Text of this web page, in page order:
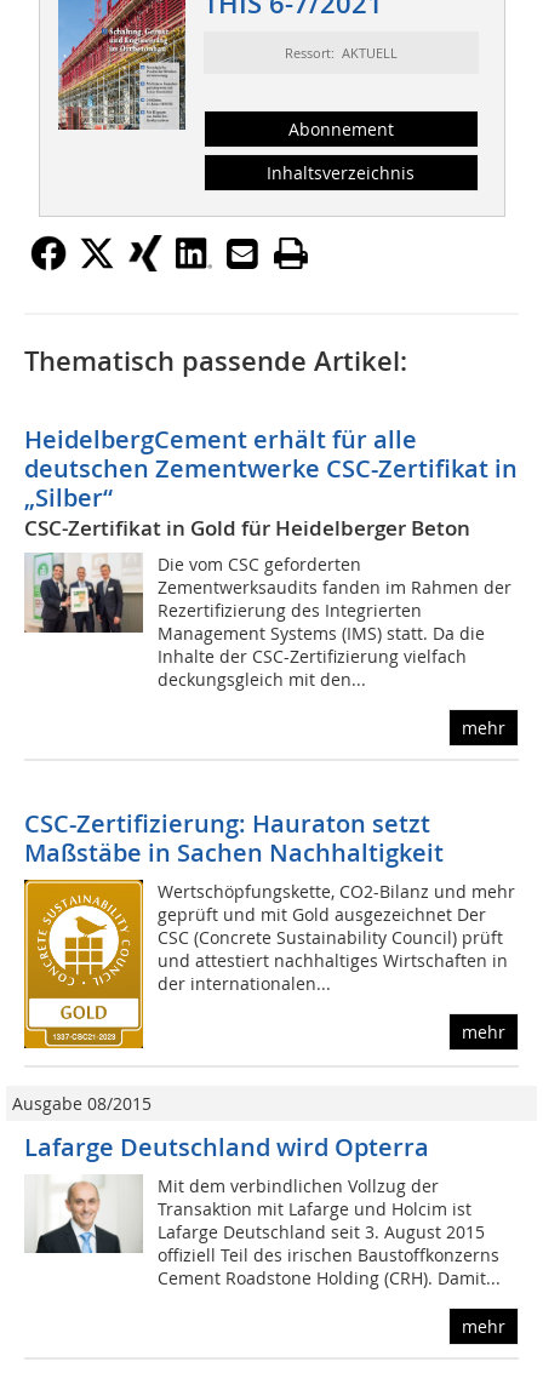
Ressort: AKTUELL
Abonnement
Inhaltsverzeichnis
Thematisch passende Artikel:
HeidelbergCement erhält für alle
deutschen Zementwerke CSC-Zertifikat in
„Silber“
CSC-Zertifikat in Gold für Heidelberger Beton
Die vom CSC geforderten
Zementwerksaudits fanden im Rahmen der
Rezertifizierung des Integrierten
Management Systems (IMS) statt. Da die
Inhalte der CSC-Zertifizierung vielfach
deckungsgleich mit den...
mehr
CSC-Zertifizierung: Hauraton setzt
Maßstäbe in Sachen Nachhaltigkeit
Wertschöpfungskette, CO2-Bilanz und mehr
geprüft und mit Gold ausgezeichnet Der
CSC (Concrete Sustainability Council) prüft
und attestiert nachhaltiges Wirtschaften in
der internationalen...
mehr
Ausgabe 08/2015
Lafarge Deutschland wird Opterra
Mit dem verbindlichen Vollzug der
Transaktion mit Lafarge und Holcim ist
Lafarge Deutschland seit 3. August 2015
offiziell Teil des irischen Baustoffkonzerns
Cement Roadstone Holding (CRH). Damit...
mehr